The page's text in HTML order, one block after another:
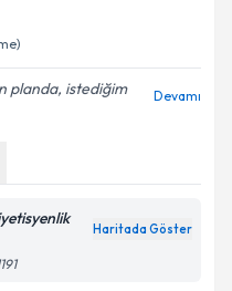
verilerimin belirtilen
ediyorum.
Gönder
planda, istediğim